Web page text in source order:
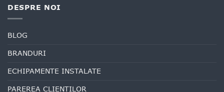
DESPRE NOI
BLOG
BRANDURI
ECHIPAMENTE INSTALATE
PAREREA CLIENTILOR